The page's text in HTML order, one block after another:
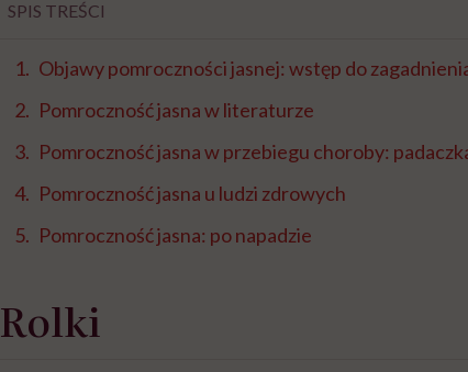
SPIS TREŚCI
Objawy pomroczności jasnej: wstęp do
Pomroczność jasna w literaturze
Pomroczność jasna w przebiegu choroby:
Pomroczność jasna u ludzi zdrowych
Pomroczność jasna: po napadzie
Rolki